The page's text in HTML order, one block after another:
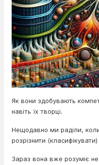
Як вони здобувають
навіть їх творці.
Нещодавно ми раділи,
розрізнити
Зараз вона вже розуміє